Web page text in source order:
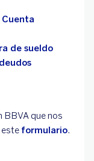
de sueldo
BBVA que nos
este formulario.